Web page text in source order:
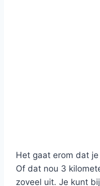
Het gaat erom dat
Of dat nou 3
zoveel uit. Je kunt